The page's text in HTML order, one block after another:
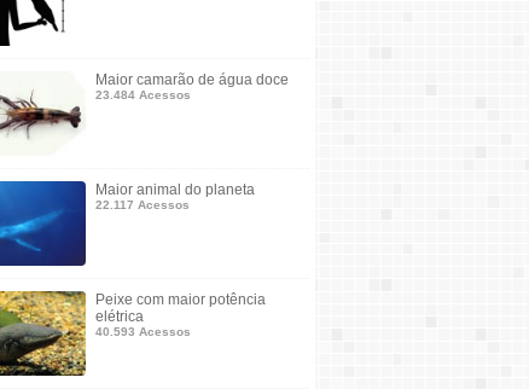
Maior camarão de água doce
23.484 Acessos
Maior animal do planeta
22.117 Acessos
Peixe com maior potência
elétrica
40.593 Acessos